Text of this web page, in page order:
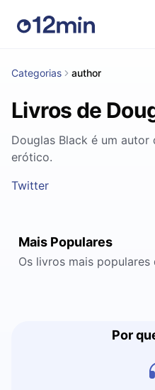
Categorias author
Livros de
Douglas Black é um
erótico.
Twitter
Mais Populares
Os livros mais populares
Por